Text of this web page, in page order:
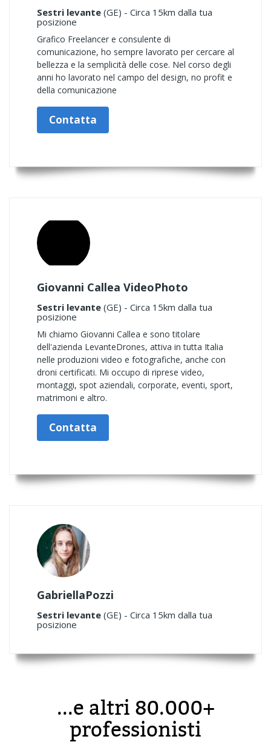
Sestri levante (GE) - Circa 15km dalla tua
posizione
Grafico Freelancer e consulente di
comunicazione, ho sempre lavorato per cercare al
bellezza e la semplicità delle cose. Nel corso degli
anni ho lavorato nel campo del design, no profit e
della comunicazione
Contatta
Giovanni Callea VideoPhoto
Sestri levante (GE) - Circa 15km dalla tua
posizione
Mi chiamo Giovanni Callea e sono titolare
dell'azienda LevanteDrones, attiva in tutta Italia
nelle produzioni video e fotografiche, anche con
droni certificati. Mi occupo di riprese video,
montaggi, spot aziendali, corporate, eventi, sport,
matrimoni e altro.
Contatta
GabriellaPozzi
Sestri levante (GE) - Circa 15km dalla tua
posizione
...e altri 80.000+
professionisti